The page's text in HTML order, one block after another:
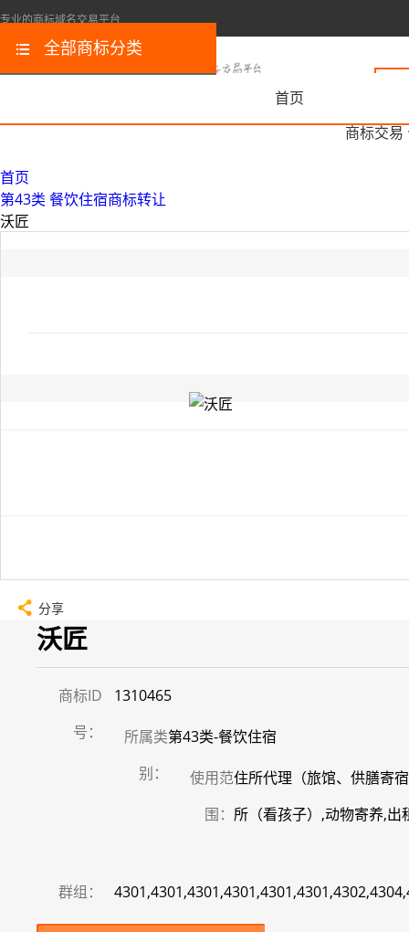
专业的商标域名交易平台
首页
商标交易
全部商标分类
首页
第43类 餐饮住宿商标转让
沃匠
分享
沃匠
商标ID
号：
1310465
所属类
别：
第43类-餐饮住宿
使用范
围：
住所代理（旅馆、供膳寄
所（看孩子）,动物寄养,
群组：